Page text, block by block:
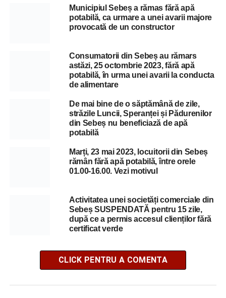
Municipiul Sebeș a rămas fără apă
potabilă, ca urmare a unei avarii majore
provocată de un constructor
Consumatorii din Sebeș au rămars
astăzi, 25 octombrie 2023, fără apă
potabilă, în urma unei avarii la conducta
de alimentare
De mai bine de o săptămână de zile,
străzile Luncii, Speranței și Pădurenilor
din Sebeș nu beneficiază de apă
potabilă
Marți, 23 mai 2023, locuitorii din Sebeș
rămân fără apă potabilă, între orele
01.00-16.00. Vezi motivul
Activitatea unei societăți comerciale din
Sebeș SUSPENDATĂ pentru 15 zile,
după ce a permis accesul clienților fără
certificat verde
CLICK PENTRU A COMENTA